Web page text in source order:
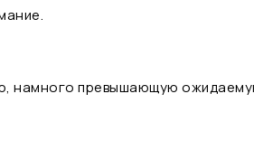
намного превышающую